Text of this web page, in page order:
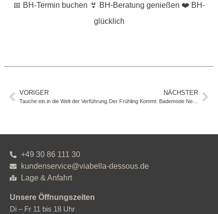
📅 BH-Termin buchen 👙 BH-Beratung genießen ❤️ BH-
glücklich
VORIGER
Tauche ein in die Welt der Verführung.
NÄCHSTER
Der Frühling Kommt: Bademode Neu Eingetroffen- Am 7.03. Feiern Wir Uns Frauen Noch Mehr
+49 30 86 111 30
kundenservice@viabella-dessous.de
Lage & Anfahrt
Unsere Öffnungszeiten
Di – Fr 11 bis 18 Uhr